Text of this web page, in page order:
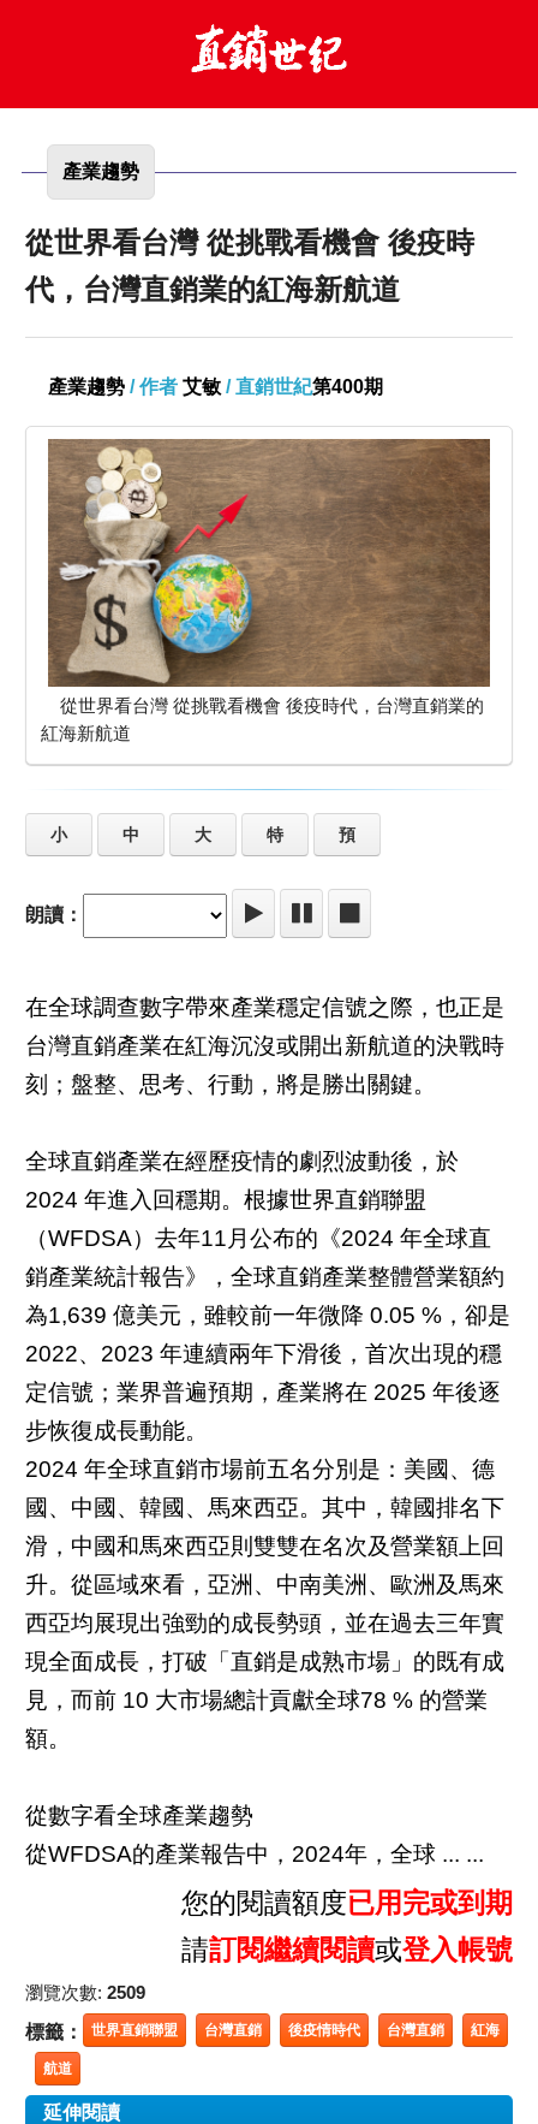
產業趨勢
從世界看台灣 從挑戰看機會 後疫時
代，台灣直銷業的紅海新航道
產業趨勢 / 作者 艾敏 / 直銷世紀第400期
從世界看台灣 從挑戰看機會 後疫時代，台灣直銷業的
紅海新航道
小 中 大 特 預
朗讀：
在全球調查數字帶來產業穩定信號之際，也正是
台灣直銷產業在紅海沉沒或開出新航道的決戰時
刻；盤整、思考、行動，將是勝出關鍵。
全球直銷產業在經歷疫情的劇烈波動後，於
2024 年進入回穩期。根據世界直銷聯盟
（WFDSA）去年11月公布的《2024 年全球直
銷產業統計報告》，全球直銷產業整體營業額約
為1,639 億美元，雖較前一年微降 0.05 %，卻是
2022、2023 年連續兩年下滑後，首次出現的穩
定信號；業界普遍預期，產業將在 2025 年後逐
步恢復成長動能。
2024 年全球直銷市場前五名分別是：美國、德
國、中國、韓國、馬來西亞。其中，韓國排名下
滑，中國和馬來西亞則雙雙在名次及營業額上回
升。從區域來看，亞洲、中南美洲、歐洲及馬來
西亞均展現出強勁的成長勢頭，並在過去三年實
現全面成長，打破「直銷是成熟市場」的既有成
見，而前 10 大市場總計貢獻全球78 % 的營業
額。
從數字看全球產業趨勢
從WFDSA的產業報告中，2024年，全球 ... ...
您的閱讀額度已用完或到期
請訂閱繼續閱讀或登入帳號
瀏覽次數: 2509
標籤： 世界直銷聯盟 台灣直銷 後疫情時代 台灣直銷 紅海
航道
延伸閱讀